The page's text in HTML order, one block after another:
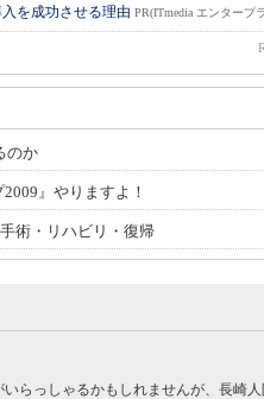
を成功させる理由 PR(ITmedia エンタープ
のか
』やりますよ！
術・リハビリ・復帰
らっしゃるかもしれませんが、長崎人